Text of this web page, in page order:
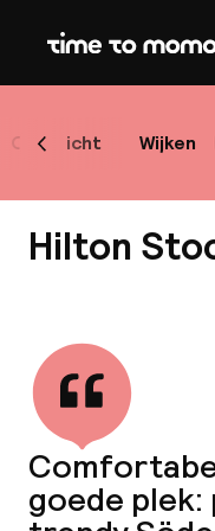
Home
Overzicht Wijken
Scroll naar links
Hilton
goede